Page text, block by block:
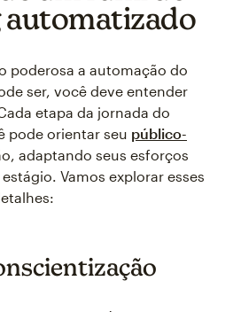
poderosa a automação do
ser, você deve entender
etapa da jornada do
pode orientar seu público-
adaptando seus esforços
Vamos explorar esses